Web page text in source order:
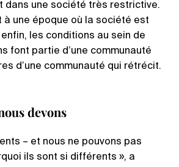
dans une société très restrictive.
à une époque où la société est
les conditions au sein de
font partie d’une communauté
d’une communauté qui rétrécit.
devons
– et nous ne pouvons pas
ils sont si différents », a